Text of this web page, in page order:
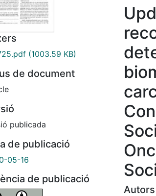
(1003.59 KB)
de document
publicada
de publicació
05-16
de publicació
Autors